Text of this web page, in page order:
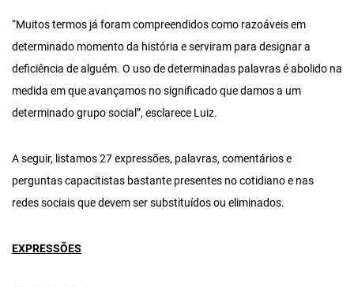
“Muitos termos já foram compreendidos como razoáveis em
determinado momento da história e serviram para designar a
deficiência de alguém. O uso de determinadas palavras é abolido na
medida em que avançamos no significado que damos a um
determinado grupo social”, esclarece Luiz.
A seguir, listamos 27 expressões, palavras, comentários e
perguntas capacitistas bastante presentes no cotidiano e nas
redes sociais que devem ser substituídos ou eliminados.
EXPRESSÕES